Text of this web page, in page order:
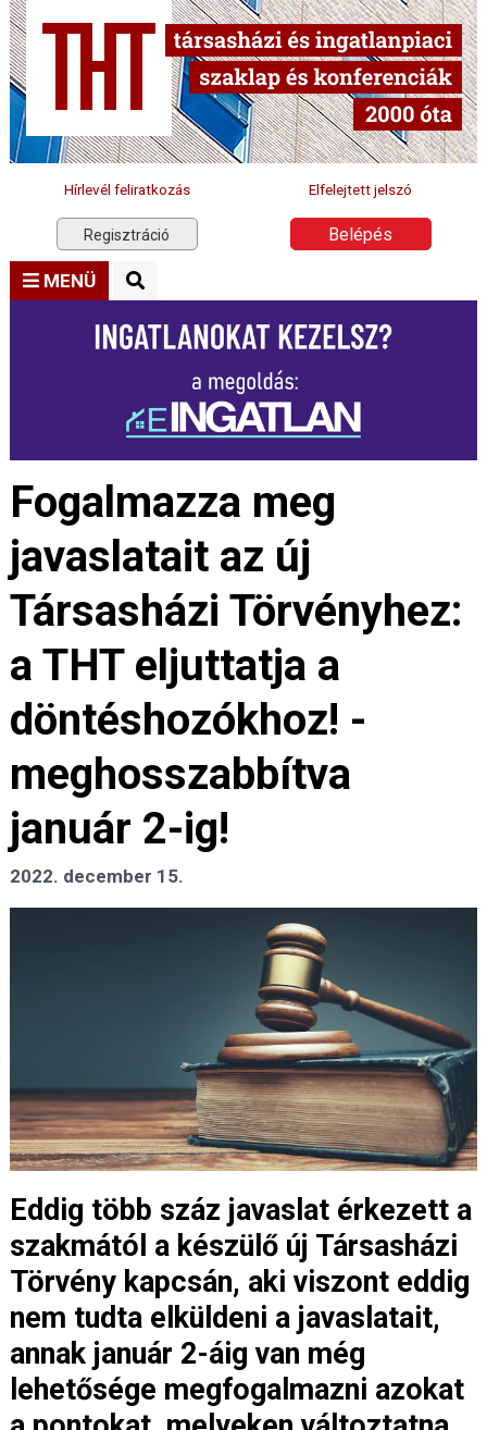
Hírlevél feliratkozás Elfelejtett jelszó
Regisztráció Belépés
MENÜ
Fogalmazza meg
javaslatait az új
Társasházi Törvényhez:
a THT eljuttatja a
döntéshozókhoz! -
meghosszabbítva
január 2-ig!
2022. december 15.
Eddig több száz javaslat érkezett a
szakmától a készülő új Társasházi
Törvény kapcsán, aki viszont eddig
nem tudta elküldeni a javaslatait,
annak január 2-áig van még
lehetősége megfogalmazni azokat